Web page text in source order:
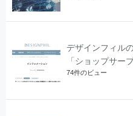
デザインフィル
「ショップサー
74件のビュー